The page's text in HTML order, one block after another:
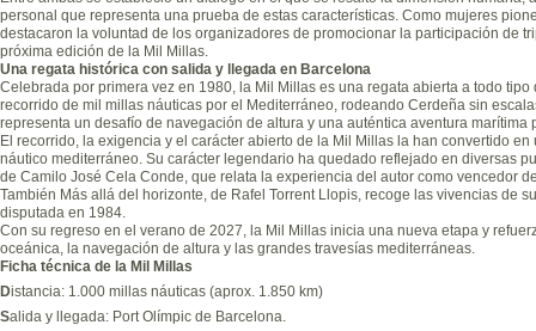
personal que representa una prueba de estas características. Como mujeres
destacaron la voluntad de los organizadores de promocionar la participación de
próxima edición de la Mil Millas.
Una regata histórica con salida y llegada en Barcelona
Celebrada por primera vez en 1980, la Mil Millas es una regata abierta a todo
recorrido de mil millas náuticas por el Mediterráneo, rodeando Cerdeña sin
representa un desafío de navegación de altura y una auténtica aventura marítima
El recorrido, la exigencia y el carácter abierto de la Mil Millas la han convertido
náutico mediterráneo. Su carácter legendario ha quedado reflejado en diversas
de Camilo José Cela Conde, que relata la experiencia del autor como vencedor
También Más allá del horizonte, de Rafel Torrent Llopis, recoge las vivencias de
disputada en 1984.
Con su regreso en el verano de 2027, la Mil Millas inicia una nueva etapa y
oceánica, la navegación de altura y las grandes travesías mediterráneas.
Ficha técnica de la Mil Millas
Distancia: 1.000 millas náuticas (aprox. 1.850 km)
Salida y llegada: Port Olímpic de Barcelona.